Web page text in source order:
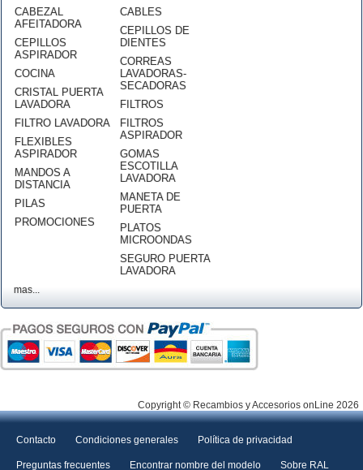
CABEZAL
AFEITADORA
CEPILLOS
ASPIRADOR
COCINA
CRISTAL PUERTA
LAVADORA
FILTRO LAVADORA
FLEXIBLES
ASPIRADOR
MANDOS A
DISTANCIA
PILAS
PROMOCIONES
CABLES
CEPILLOS DE
DIENTES
CORREAS
LAVADORAS-
SECADORAS
FILTROS
FILTROS
ASPIRADOR
GOMAS
ESCOTILLA
LAVADORA
MANETA DE
PUERTA
PLATOS
MICROONDAS
SEGURO PUERTA
LAVADORA
mas...
Copyright © Recambios y Accesorios onLine 2026
Contacto Condiciones generales Política de privacidad
Preguntas frecuentes Encontrar nombre del modelo Sobre RAL